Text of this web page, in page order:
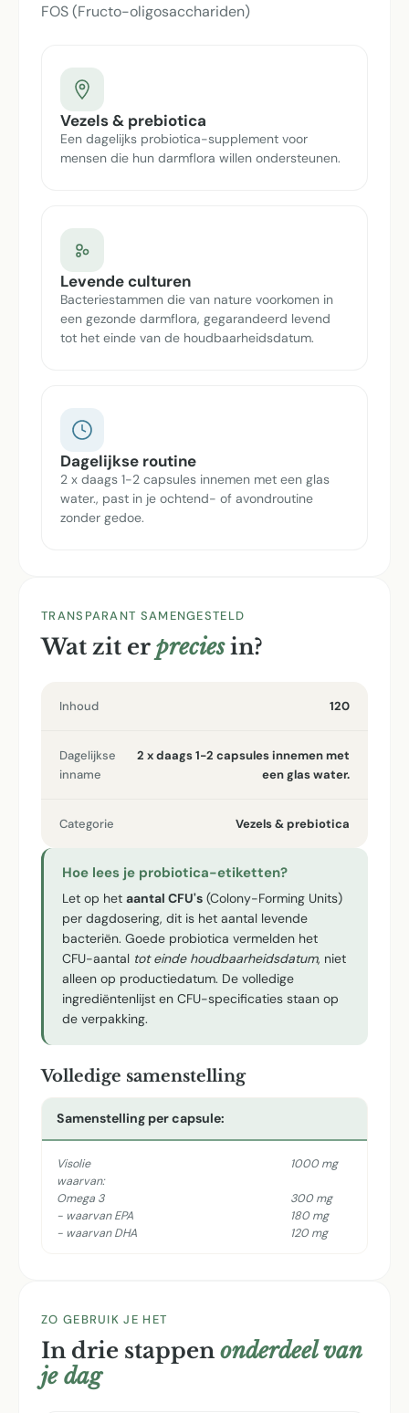
FOS (Fructo-oligosacchariden)
Vezels & prebiotica
Een dagelijks probiotica-supplement voor
mensen die hun darmflora willen ondersteunen.
Levende culturen
Bacteriestammen die van nature voorkomen in
een gezonde darmflora, gegarandeerd levend
tot het einde van de houdbaarheidsdatum.
Dagelijkse routine
2 x daags 1-2 capsules innemen met een glas
water., past in je ochtend- of avondroutine
zonder gedoe.
TRANSPARANT SAMENGESTELD
Wat zit er preciesin?
Inhoud 120
Dagelijkse
inname
2 x daags 1-2 capsules innemen met
een glas water.
Categorie Vezels & prebiotica
Hoe lees je probiotica-etiketten?
Let op het aantal CFU's (Colony-Forming Units)
per dagdosering, dit is het aantal levende
bacteriën. Goede probiotica vermelden het
CFU-aantal tot einde houdbaarheidsdatum, niet
alleen op productiedatum. De volledige
ingrediëntenlijst en CFU-specificaties staan op
de verpakking.
Volledige samenstelling
Samenstelling per capsule:
Visolie
waarvan:
Omega 3
- waarvan EPA
- waarvan DHA
1000 mg
300 mg
180 mg
120 mg
ZO GEBRUIK JE HET
In drie stappen onderdeel van
je dag